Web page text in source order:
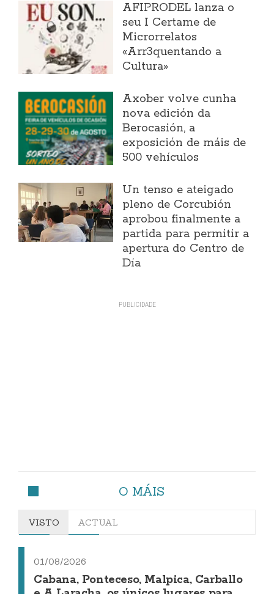
AFIPRODEL lanza o
seu I Certame de
Microrrelatos
«Arr3quentando a
Cultura»
Axober volve cunha
nova edición da
Berocasión, a
exposición de máis de
500 vehículos
Un tenso e ateigado
pleno de Corcubión
aprobou finalmente a
partida para permitir a
apertura do Centro de
Día
O MÁIS
VISTO ACTUAL
01/08/2026
Cabana, Ponteceso, Malpica, Carballo